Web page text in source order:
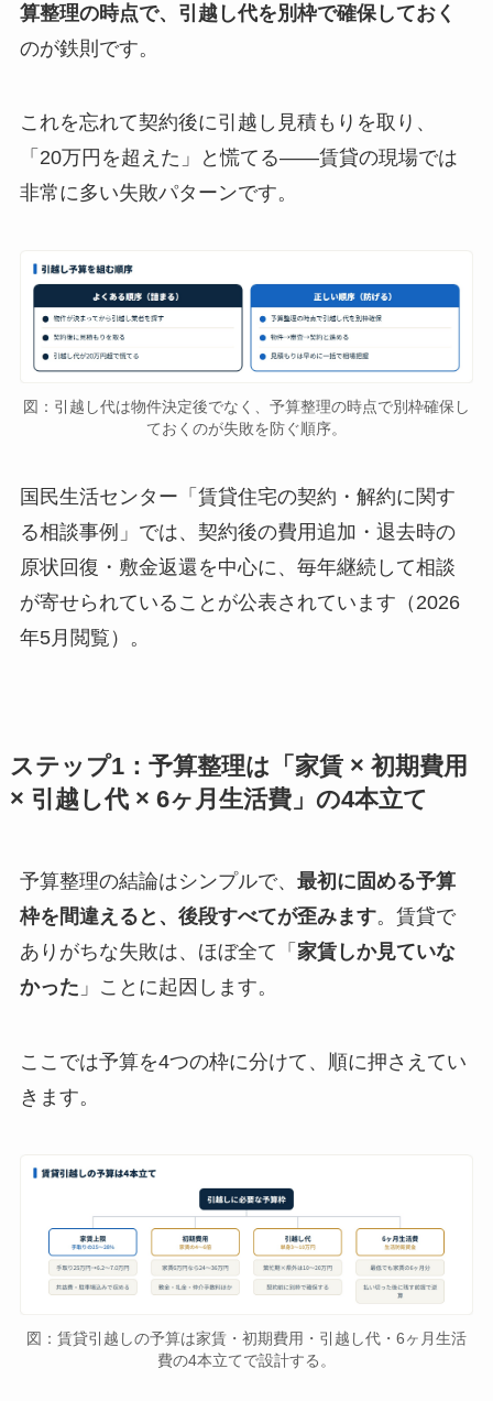
算整理の時点で、引越し代を別枠で確保しておく
のが鉄則です。
これを忘れて契約後に引越し見積もりを取り、
「20万円を超えた」と慌てる——賃貸の現場では
非常に多い失敗パターンです。
図：引越し代は物件決定後でなく、予算整理の時点で別枠確保し
ておくのが失敗を防ぐ順序。
国民生活センター「賃貸住宅の契約・解約に関す
る相談事例」では、契約後の費用追加・退去時の
原状回復・敷金返還を中心に、毎年継続して相談
が寄せられていることが公表されています（2026
年5月閲覧）。
ステップ1：予算整理は「家賃 × 初期費用
× 引越し代 × 6ヶ月生活費」の4本立て
予算整理の結論はシンプルで、 最初に固める予算
枠を間違えると、後段すべてが歪みます。賃貸で
ありがちな失敗は、ほぼ全て「 家賃しか見ていな
かった 」ことに起因します。
ここでは予算を4つの枠に分けて、順に押さえてい
きます。
図：賃貸引越しの予算は家賃・初期費用・引越し代・6ヶ月生活
費の4本立てで設計する。